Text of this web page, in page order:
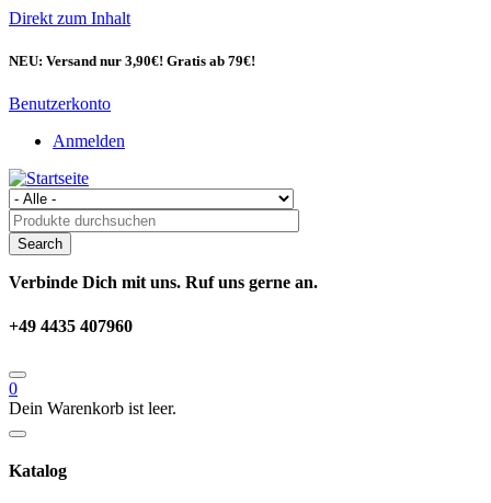
Direkt zum Inhalt
NEU: Versand nur 3,90€! Gratis ab 79€!
Benutzerkonto
Anmelden
Verbinde Dich mit uns. Ruf uns gerne an.
+49 4435 407960
0
Dein Warenkorb ist leer.
Katalog